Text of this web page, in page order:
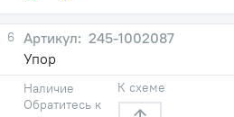
6
245-1002087
Упор
Наличие
Обратитесь к
К схеме